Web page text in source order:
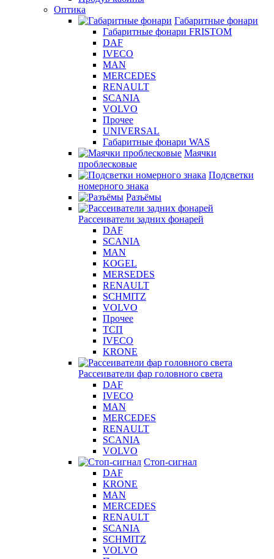
Оптика
Габаритные фонари
Габаритные фонари FRISTOM
DAF
IVECO
MAN
MERCEDES
RENAULT
SCANIA
VOLVO
Прочее
UNIVERSAL
Габаритные фонари WAS
Маячки
проблесковые
Подсветки
номерного знака
Разъёмы
Рассеиватели задних фонарей
DAF
SCANIA
MAN
KOGEL
MERSEDES
RENAULT
SCHMITZ
VOLVO
Прочее
ТСП
IVECO
KRONE
Рассеиватели фар головного света
DAF
IVECO
MAN
MERCEDES
RENAULT
SCANIA
VOLVO
Стоп-сигнал
DAF
KRONE
MAN
MERCEDES
RENAULT
SCANIA
SCHMITZ
VOLVO